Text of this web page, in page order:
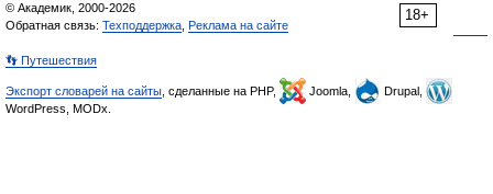
18+
© Академик, 2000-2026
Обратная связь: Техподдержка Реклама на сайте
👣 Путешествия
Экспорт словарей на сайты , сделанные на PHP, Joomla,
Drupal,
WordPress, MODx.